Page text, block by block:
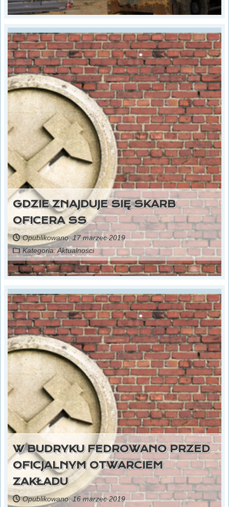
GDZIE ZNAJDUJE SIĘ SKARB
OFICERA SS
Opublikowano: 17 marzec 2019
Kategoria:Aktualności
W BUDRYKU FEDROWANO PRZED
OFICJALNYM OTWARCIEM
ZAKŁADU
Opublikowano: 16 marzec 2019